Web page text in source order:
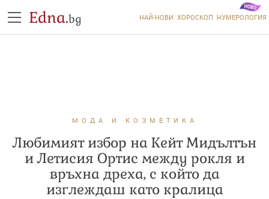
Edna.bg НАЙ-НОВИ ХОРОСКОП НУМЕРОЛОГИЯ
МОДА И КОЗМЕТИКА
Любимият избор на Кейт Мидълтън
и Летисия Ортис между рокля и
връхна дреха, с който да
изглеждаш като кралица